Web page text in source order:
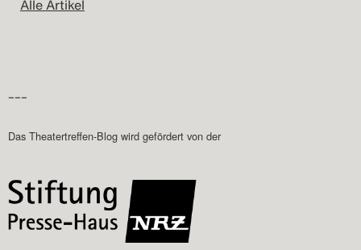
Alle Artikel
–––
Das Theatertreffen-Blog wird gefördert von der